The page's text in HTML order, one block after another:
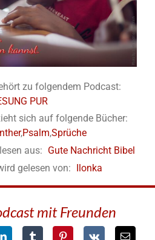
zu folgendem Podcast:
PUR
sich auf folgende Bücher:
,Psalm,Sprüche
aus: Gute Nachricht Bibel
gelesen von: Ilonka
mit Freunden